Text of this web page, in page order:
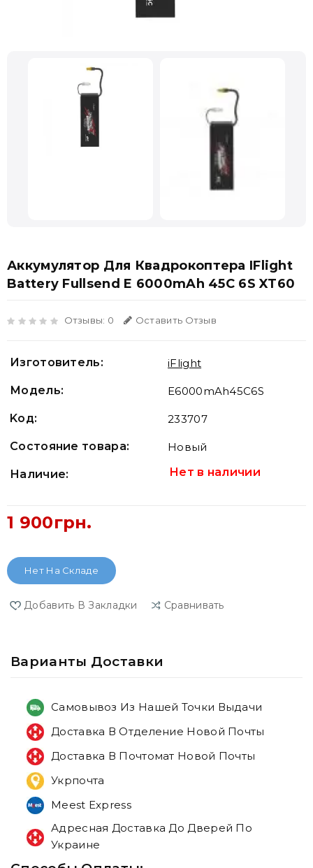
Аккумулятор Для Квадрокоптера IFlight
Battery Fullsend E 6000mAh 45C 6S XT60
Отзывы: 0 Оставить Отзыв
Изготовитель: iFlight
Модель: E6000mAh45C6S
Koд: 233707
Состояние товара: Новый
Наличие: Нет в наличии
1 900грн.
Нет На Складе
Добавить В Закладки Сравнивать
Варианты Доставки
Самовывоз Из Нашей Точки Выдачи
Доставка В Отделение Новой Почты
Доставка В Почтомат Новой Почты
Укрпочта
Meest Express
Адресная Доставка До Дверей По
Украине